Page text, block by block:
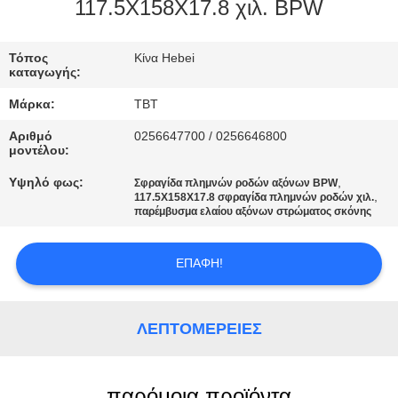
ΈΛΕΓΧΟΣ
ΜΑΣ
ΕΛΆΤΕ
ΕΠΑΦΉ
ΜΕ
ΕΙΔΉΣΕΙΣ
ΠΕΡΙΠΤΏΣΕΙΣ
117.5X158X17.8 χιλ. BPW
Τόπος
καταγωγής:
Κίνα Hebei
Μάρκα: TBT
Αριθμό
μοντέλου:
0256647700 / 0256646800
Υψηλό φως: Σφραγίδα πλημνών ροδών αξόνων BPW,
117.5X158X17.8 σφραγίδα πλημνών ροδών χιλ.,
παρέμβυσμα ελαίου αξόνων στρώματος σκόνης
ΕΠΑΦΉ!
ΛΕΠΤΟΜΈΡΕΙΕΣ